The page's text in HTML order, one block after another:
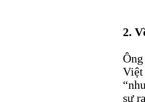
2.
Việt
sự